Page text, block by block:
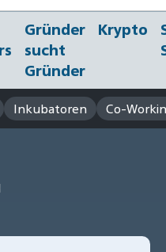
Gründer
sucht
Gründer
Krypto
Inkubatoren Co-